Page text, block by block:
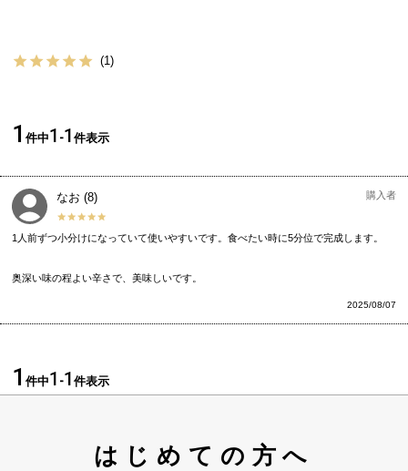
1
1 件中1 -1 件表示
なお 8 購入者
2025/08/07
1人前ずつ小分けになっていて使いやすいです。食べたい時に5分位で完成します。
奥深い味の程よい辛さで、美味しいです。
1 件中1 -1 件表示
はじめての方へ